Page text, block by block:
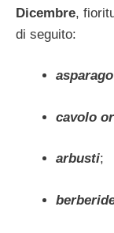
Dicembre,
di seguito:
cavolo
arbusti;